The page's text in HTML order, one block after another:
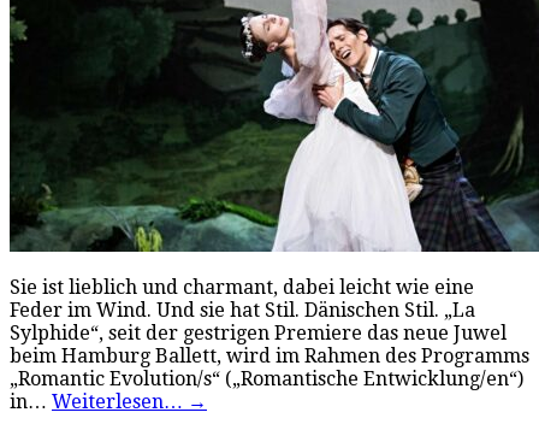
Sie ist lieblich und charmant, dabei leicht wie eine
Feder im Wind. Und sie hat Stil. Dänischen Stil. „La
Sylphide“, seit der gestrigen Premiere das neue Juwel
beim Hamburg Ballett, wird im Rahmen des Programms
„Romantic Evolution/s“ („Romantische Entwicklung/en“)
in… Weiterlesen… →